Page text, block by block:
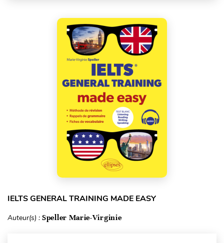
IELTS GENERAL TRAINING MADE EASY
Auteur(s) : Speller Marie-Virginie